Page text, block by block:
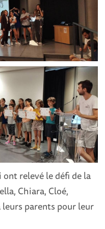
relevé le défi de la
Chiara, Cloé,
leurs parents pour leur